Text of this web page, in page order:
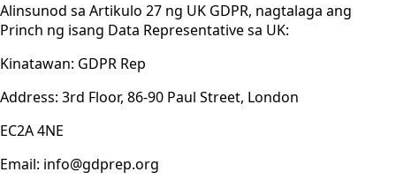
Alinsunod sa Artikulo 27 ng UK GDPR, nagtalaga ang
Princh ng isang Data Representative sa UK:
Kinatawan: GDPR Rep
Address: 3rd Floor, 86-90 Paul Street, London
EC2A 4NE
Email: info@gdprep.org